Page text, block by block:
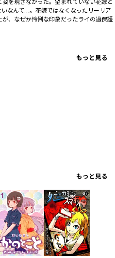
を現さなかった。望まれていない花嫁と
なんて…。花嫁ではなくなったリーリア
、なぜか怜悧な印象だったライの過保護
もっと見る
もっと見る